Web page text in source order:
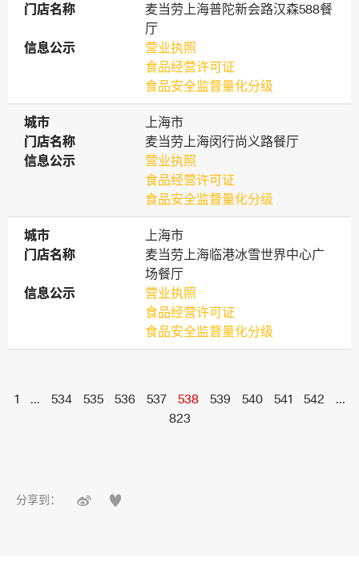
门店名称
门店名称
麦当劳上海普陀新会路汉森588餐
厅
信息公示
信息公示
营业执照
食品经营许可证
食品安全监督量化分级
城市
城市
上海市
门店名称
门店名称
麦当劳上海闵行尚义路餐厅
信息公示
信息公示
营业执照
食品经营许可证
食品安全监督量化分级
城市
城市
上海市
门店名称
门店名称
麦当劳上海临港冰雪世界中心广
场餐厅
信息公示
信息公示
营业执照
食品经营许可证
食品安全监督量化分级
1 ... 534 535 536 537 538 539 540 541 542
...
823
分享到：  